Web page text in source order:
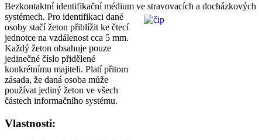
Bezkontaktní identifikační médium ve stravovacích a docházkových
systémech. Pro identifikaci dané
osoby stačí žeton přiblížit ke čtecí
jednotce na vzdálenost cca 5 mm.
Každý žeton obsahuje pouze
jedinečné číslo přidělené
konkrétnímu majiteli. Platí přitom
zásada, že daná osoba může
používat jediný žeton ve všech
částech informačního systému.
Vlastnosti: